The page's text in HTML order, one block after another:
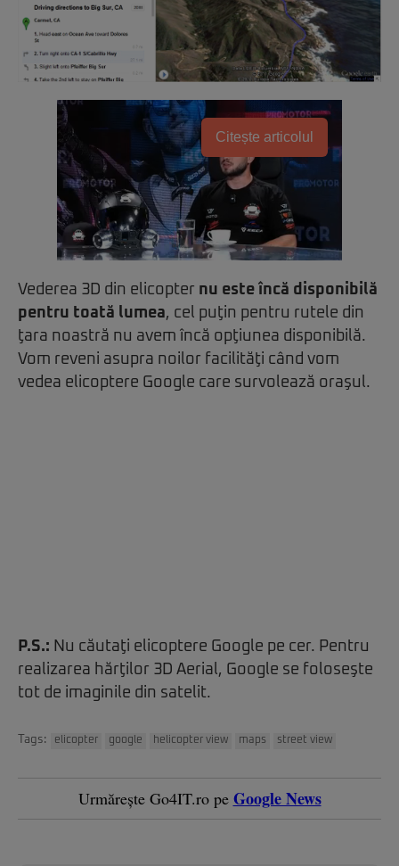
Citește articolul
Vederea 3D din elicopter nu este încă disponibilă
pentru toată lumea, cel puţin pentru rutele din
ţara noastră nu avem încă opţiunea disponibilă.
Vom reveni asupra noilor facilităţi când vom
vedea elicoptere Google care survolează oraşul.
P.S.: Nu căutaţi elicoptere Google pe cer. Pentru
realizarea hărţilor 3D Aerial, Google se foloseşte
tot de imaginile din satelit.
Tags: elicopter google helicopter view maps street view
Urmărește Go4IT.ro pe Google News